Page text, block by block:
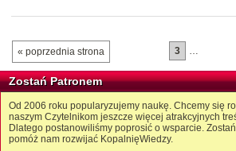
« poprzednia strona 3 …
Zostań Patronem
Od 2006 roku popularyzujemy naukę. Chcemy się
naszym Czytelnikom jeszcze więcej atrakcyjnych
Dlatego postanowiliśmy poprosić o wsparcie.
pomóż nam rozwijać KopalnięWiedzy.